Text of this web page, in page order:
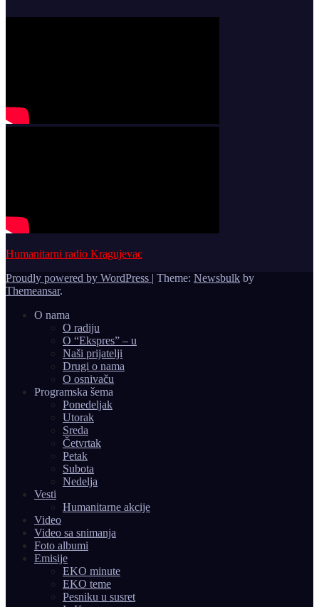
Humanitarni radio Kragujevac
Proudly powered by WordPress | Theme: Newsbulk by
Themeansar.
O nama
O radiju
O “Ekspres” – u
Naši prijatelji
Drugi o nama
O osnivaču
Programska šema
Ponedeljak
Utorak
Sreda
Četvrtak
Petak
Subota
Nedelja
Vesti
Humanitarne akcije
Video
Video sa snimanja
Foto albumi
Emisije
EKO minute
EKO teme
Pesniku u susret